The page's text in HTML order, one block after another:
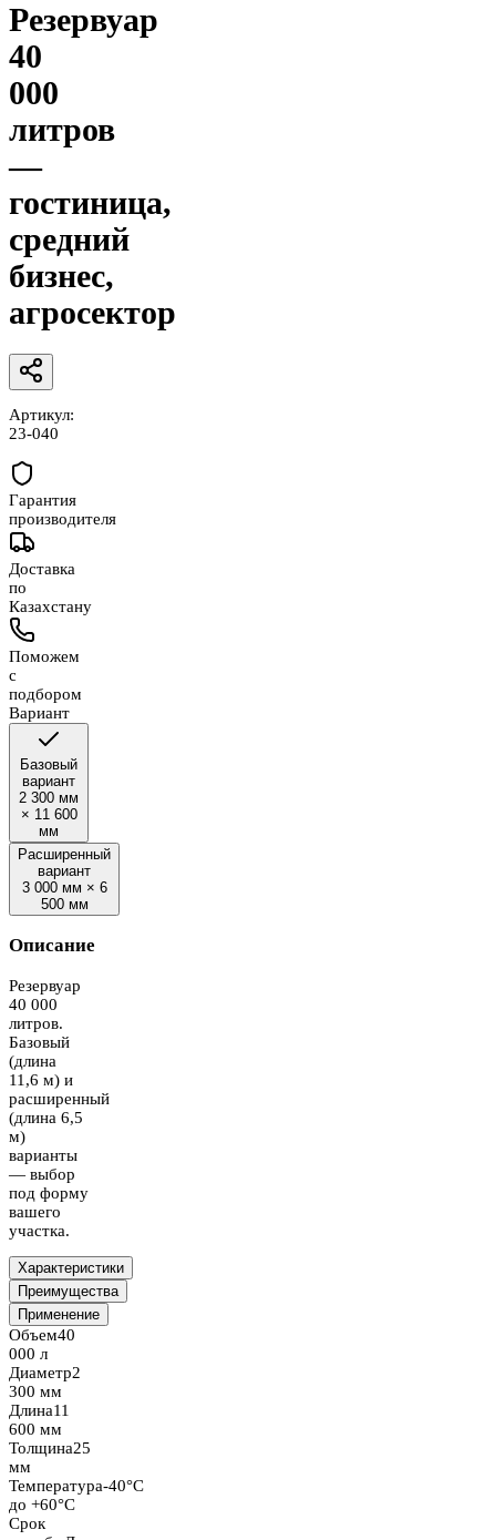
Резервуар
40
000
литров
—
гостиница,
средний
бизнес,
агросектор
Артикул:
23-040
Гарантия
производителя
Доставка
по
Казахстану
Поможем
с
подбором
Вариант
Базовый
вариант
2 300 мм
× 11 600
мм
Расширенный
вариант
3 000 мм × 6
500 мм
Описание
Резервуар
40 000
литров.
Базовый
(длина
11,6 м) и
расширенный
(длина 6,5
м)
варианты
— выбор
под форму
вашего
участка.
Характеристики
Преимущества
Применение
Объем40
000 л
Диаметр2
300 мм
Длина11
600 мм
Толщина25
мм
Температура-40°C
до +60°C
Срок